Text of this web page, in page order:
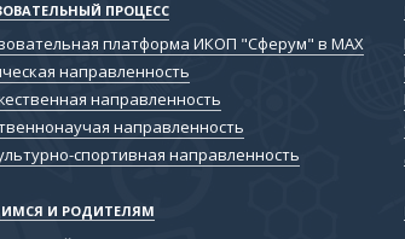
ПРОЦЕСС
платформа ИКОП "Сферум" в МАХ
направленность
направленность
направленность
спортивная направленность
И РОДИТЕЛЯМ